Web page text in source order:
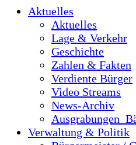
Aktuelles
Aktuelles
Lage & Verkehr
Geschichte
Zahlen & Fakten
Verdiente Bürger
Video Streams
News-Archiv
Verwaltung & Politik